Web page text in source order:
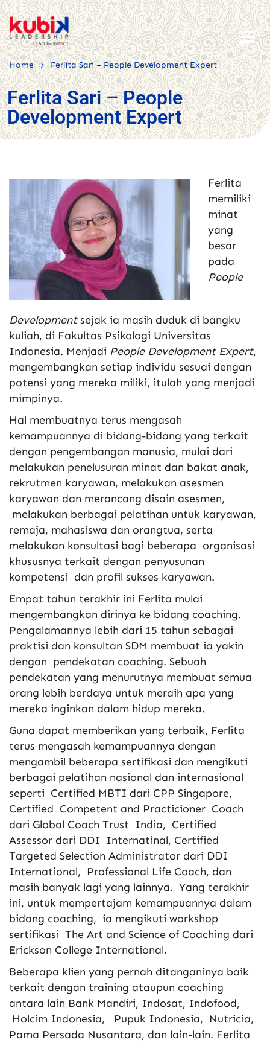
Home > Ferlita Sari – People Development Expert
Ferlita Sari – People
Development Expert
Ferlita
memiliki
minat
yang
besar
pada
People
Developmentsejak ia masih duduk di bangku
kuliah, di Fakultas Psikologi Universitas
Indonesia. Menjadi People Development Expert,
mengembangkan setiap individu sesuai dengan
potensi yang mereka miliki, itulah yang menjadi
mimpinya.
Hal membuatnya terus mengasah
kemampuannya di bidang-bidang yang terkait
dengan pengembangan manusia, mulai dari
melakukan penelusuran minat dan bakat anak,
rekrutmen karyawan, melakukan asesmen
karyawan dan merancang disain asesmen,
melakukan berbagai pelatihan untuk karyawan,
remaja, mahasiswa dan orangtua, serta
melakukan konsultasi bagi beberapa organisasi
khususnya terkait dengan penyusunan
kompetensi dan profil sukses karyawan.
Empat tahun terakhir ini Ferlita mulai
mengembangkan dirinya ke bidang coaching.
Pengalamannya lebih dari 15 tahun sebagai
praktisi dan konsultan SDM membuat ia yakin
dengan pendekatan coaching. Sebuah
pendekatan yang menurutnya membuat semua
orang lebih berdaya untuk meraih apa yang
mereka inginkan dalam hidup mereka.
Guna dapat memberikan yang terbaik, Ferlita
terus mengasah kemampuannya dengan
mengambil beberapa sertifikasi dan mengikuti
berbagai pelatihan nasional dan internasional
seperti Certified MBTI dari CPP Singapore,
Certified Competent and Practicioner Coach
dari Global Coach Trust India, Certified
Assessor dari DDI Internatinal, Certified
Targeted Selection Administrator dari DDI
International, Professional Life Coach, dan
masih banyak lagi yang lainnya. Yang terakhir
ini, untuk mempertajam kemampuannya dalam
bidang coaching, ia mengikuti workshop
sertifikasi The Art and Science of Coaching dari
Erickson College International.
Beberapa klien yang pernah ditanganinya baik
terkait dengan training ataupun coaching
antara lain Bank Mandiri, Indosat, Indofood,
Holcim Indonesia, Pupuk Indonesia, Nutricia,
Pama Persada Nusantara, dan lain-lain. Ferlita